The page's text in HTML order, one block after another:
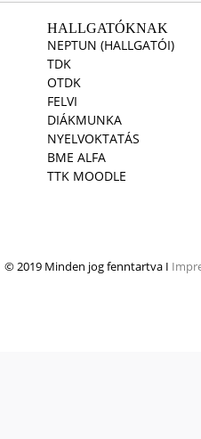
© 2019 Minden jog fenntartva I
HALLGATÓKNAK
NEPTUN (HALLGATÓI)
TDK
OTDK
FELVI
DIÁKMUNKA
NYELVOKTATÁS
BME ALFA
TTK MOODLE